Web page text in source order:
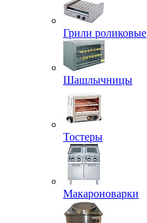
Грили роликовые
Шашлычницы
Тостеры
Макароноварки